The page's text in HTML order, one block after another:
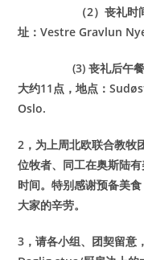
（2）丧礼时间：3
址：Vestre Gravlun
(3) 丧礼后午餐及追
大约11点，地点：
Oslo.
2，为上周北欧联合教牧
位牧者、同工在奥斯陆
时间。特别感谢预备美
大家的辛劳。
3，请各小组、团契留意